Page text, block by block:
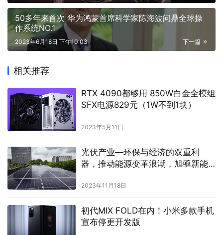
50多年来首次 华为鸿蒙首席科学家陈海波问鼎全球操
作系统NO.1
下一篇
2023年6月18日 下午10:03
相关推荐
RTX 4090都够用 850W白金全模组
SFX电源829元（1W不到1块）
2023年5月11日
光伏产业—环保与经济的双重利
器，推动能源变革浪潮，旭亟新能
2023年11月18日
初代MIX FOLD在内！小米多款手机
宣布停更开发版